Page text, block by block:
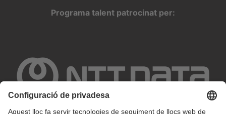
Programa talent patrocinat per: